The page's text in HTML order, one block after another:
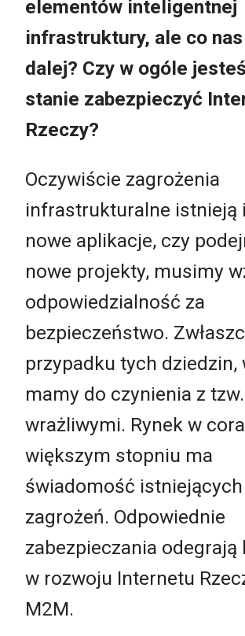
elementów inteligentnej
infrastruktury, ale co
dalej? Czy w ogóle
stanie zabezpieczyć
Rzeczy?
Oczywiście zagrożenia
infrastrukturalne istnieją
nowe aplikacje, czy
nowe projekty, musimy
odpowiedzialność za
bezpieczeństwo.
przypadku tych dziedzin,
mamy do czynienia z
wrażliwymi. Rynek w
większym stopniu ma
świadomość istniejących
zagrożeń. Odpowiednie
zabezpieczania odegrają
w rozwoju Internetu
M2M.